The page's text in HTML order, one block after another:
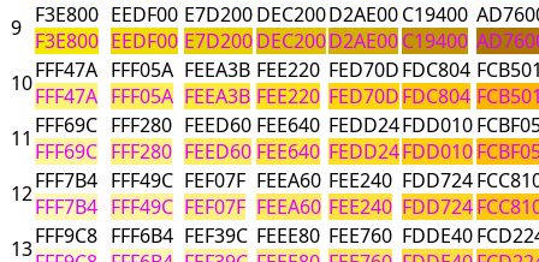
9 F3E800
F3E800
EEDF00
EEDF00
E7D200
E7D200
DEC200
DEC200
D2AE00
D2AE00
C19400
C19400
10FFF47A
FFF47A
FFF05A
FFF05A
FEEA3B
FEEA3B
FEE220
FEE220
FED70D
FED70D
FDC804
FDC804
11 FFF69C
FFF69C
FFF280
FFF280
FEED60
FEED60
FEE640
FEE640
FEDD24
FEDD24
FDD010
FDD010
12FFF7B4
FFF7B4
FFF49C
FFF49C
FEF07F
FEF07F
FEEA60
FEEA60
FEE240
FEE240
FDD724
FDD724
13FFF9C8 FFF6B4 FEF39C FEEE80 FEE760 FDDE40